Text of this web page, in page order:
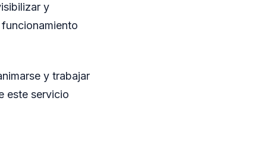
y
y trabajar
este servicio